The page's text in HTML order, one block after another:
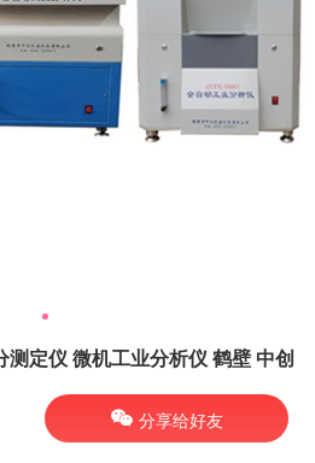
定仪 微机工业分析仪 鹤壁 中创
分享给好友